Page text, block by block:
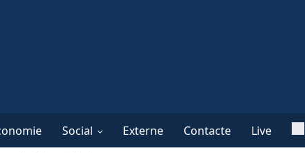
Social Externe Contacte Live